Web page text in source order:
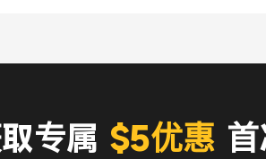
专属 $5优惠首